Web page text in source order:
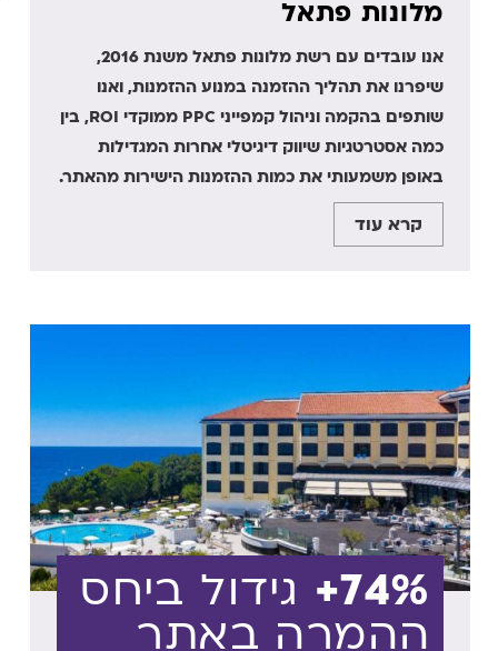
מלונות פתאל
אנו עובדים עם רשת מלונות פתאל משנת 2016,
שיפרנו את תהליך ההזמנה במנוע ההזמנות, ואנו
שותפים בהקמה וניהול קמפייני PPC ממוקדי ROI, בין
כמה אסטרטגיות שיווק דיגיטלי אחרות המגדילות
באופן משמעותי את כמות ההזמנות הישירות מהאתר.
קרא עוד
74%+ גידול ביחס
ההמרה באתר